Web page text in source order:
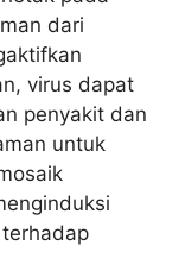
dari
virus dapat
penyakit dan
untuk